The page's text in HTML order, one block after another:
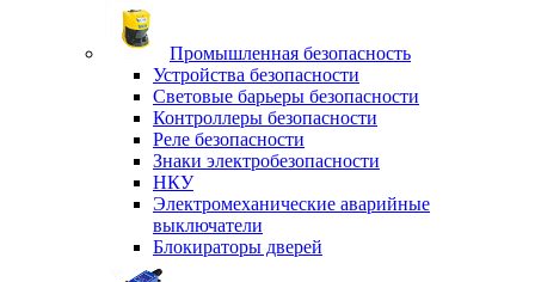
Промышленная безопасность
Устройства безопасности
Световые барьеры безопасности
Контроллеры безопасности
Реле безопасности
Знаки электробезопасности
НКУ
Электромеханические аварийные
выключатели
Блокираторы дверей